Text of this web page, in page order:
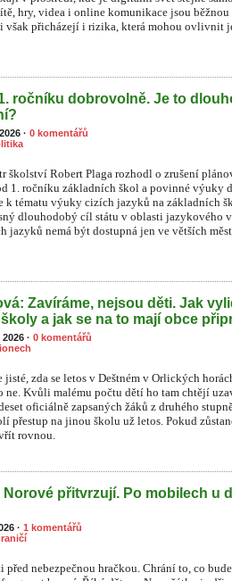
hry, videa i online komunikace jsou
však přicházejí i rizika, která mohou ovlivnit
ročníku dobrovolně. Je to
· 0 komentářů
školství Robert Plaga rozhodl o zrušení
1. ročníku základních škol a povinné výuky
k tématu výuky cizích jazyků na základních
dlouhodobý cíl státu v oblasti jazykového
nemá být dostupná jen ve větších
Zavíráme, nejsou děti. Jak
a jak se na to mají obce
· 0 komentářů
jisté, zda se letos v Deštném v Orlických
ne. Kvůli malému počtu dětí ho tam chtějí
oficiálně zapsaných žáků z druhého
přestup na jinou školu už letos. Pokud
rovnou.
Norové přitvrzují. Po mobilech u
· 1 komentářů
před nebezpečnou hračkou. Chrání to, co